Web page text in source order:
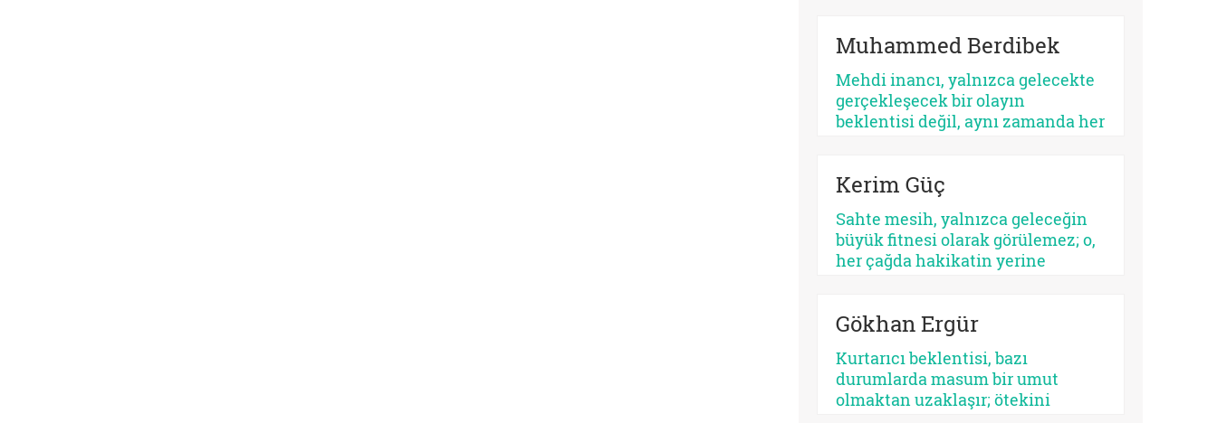
ilişkilendirilir. Yahudilikte Mesih
ikbali ve istikbali ile ilgili iken,
Hristiyanlıkta Mesih’in misyonu
bütün insanlığa yöneliktir.
Muhammed Berdibek
Mehdi inancı, yalnızca gelecekte
gerçekleşecek bir olayın
beklentisi değil, aynı zamanda her
konumlandırılan bir düşünsel
merkez olarak Şiî geleneğin en
belirleyici unsurlarından biri
olmayı sürdürmektedir.
Kerim Güç
Sahte mesih, yalnızca geleceğin
büyük fitnesi olarak görülemez; o,
her çağda hakikatin yerine
sistemdir, kimi zaman bir şahıs,
kimi zaman bir kült, kimi zaman
da insanın kendi benliğidir. Biri
kalabalıkları yutar, diğeri kalbi.
Fakat ikisinin de kaynağı aynıdır:
Gökhan Ergür
Kurtarıcı beklentisi, bazı
durumlarda masum bir umut
olmaktan uzaklaşır; ötekini